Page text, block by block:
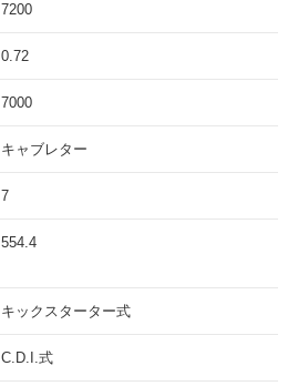
7200
0.72
7000
キャブレター
7
554.4
キックスターター式
C.D.I.式